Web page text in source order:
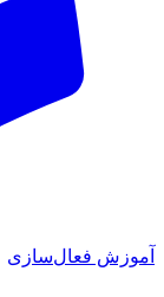
آموزش فعال‌سازی